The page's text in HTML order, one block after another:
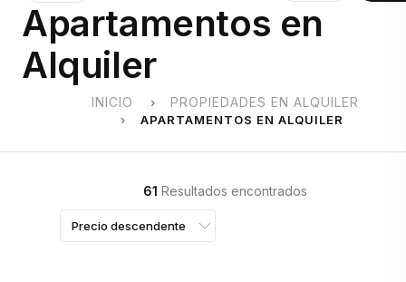
Apartamentos en
Alquiler
INICIO PROPIEDADES EN ALQUILER
APARTAMENTOS EN ALQUILER
61 Resultados encontrados